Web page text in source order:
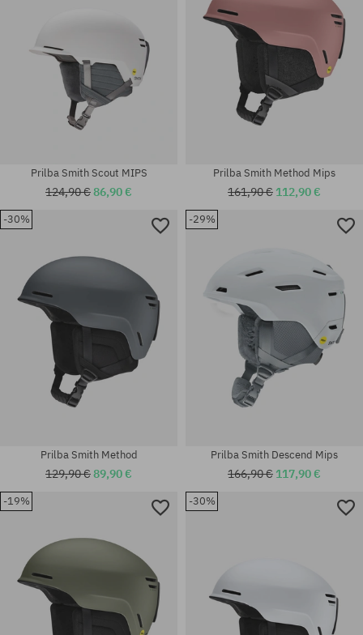
Prilba Smith Scout MIPS
124,90 €86,90 €
Prilba Smith Method Mips
161,90 € 112,90 €
-30%
Prilba Smith Method
129,90 €89,90 €
-29%
Prilba Smith Descend Mips
166,90 € 117,90 €
-19% -30%